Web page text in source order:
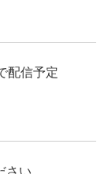
配信予定